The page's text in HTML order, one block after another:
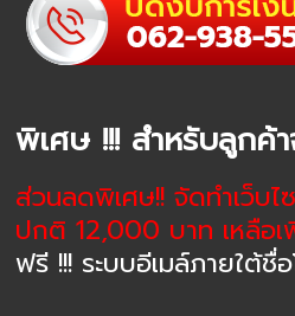
พิเศษ !!! สำหรับลูกค้
ส่วนลดพิเศษ!! จัดทำเว็บไ
ปกติ 12,000 บาท เหลือ
ฟรี !!! ระบบอีเมล์ภายใต้ชื่อ